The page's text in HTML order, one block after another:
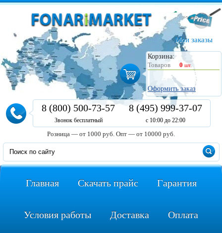
Мои заказы
Корзина:
Товаров
0 шт.
Оформить заказ
8 (800) 500-73-57
Звонок бесплатный
8 (495) 999-37-07
с 10:00 до 22:00
Розница — от 1000 руб. Опт — от 10000 руб.
Главная Скачать прайс Гарантия
Условия работы Доставка Оплата